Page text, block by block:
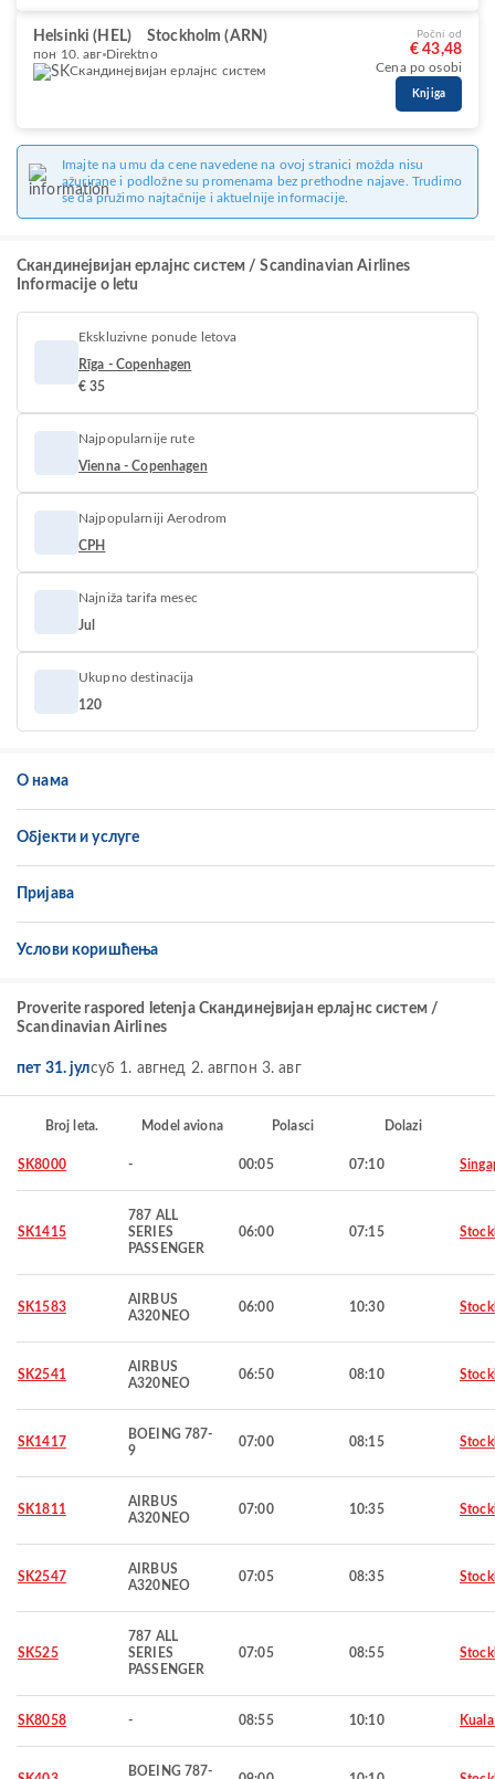
Helsinki (HEL) Stockholm (ARN)
пон 10. авг Direktno
Скандинејвијан ерлајнс систем
Počni od
€ 43,48
Cena po osobi
Knjiga
Imajte na umu da cene navedene na ovoj stranici možda nisu
ažurirane i podložne su promenama bez prethodne najave. Trudimo
se da pružimo najtačnije i aktuelnije informacije.
Скандинејвијан ерлајнс систем / Scandinavian Airlines
Informacije o letu
Ekskluzivne ponude letova
Rīga - Copenhagen
€ 35
Najpopularnije rute
Vienna - Copenhagen
Najpopularniji Aerodrom
CPH
Najniža tarifa mesec
Jul
Ukupno destinacija
120
О нама
Објекти и услуге
Пријава
Услови коришћења
Proverite raspored letenja Скандинејвијан ерлајнс систем /
Scandinavian Airlines
пет 31. јулсуб 1. авгнед 2. авгпон 3. авг
Broj leta. Model aviona Polasci Dolazi
SK8000 - 00:05 07:10
SK1415
787 ALL
SERIES
PASSENGER
06:00 07:15
SK1583
AIRBUS
A320NEO
06:00 10:30
SK2541
AIRBUS
A320NEO
06:50 08:10
SK1417
BOEING 787-
9
07:00 08:15
SK1811
AIRBUS
A320NEO
07:00 10:35
SK2547
AIRBUS
A320NEO
07:05 08:35
SK525
787 ALL
SERIES
PASSENGER
07:05 08:55
SK8058 - 08:55 10:10
BOEING 787-